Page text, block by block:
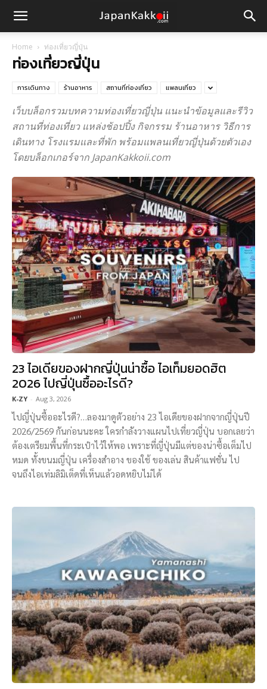
Home ท่องเที่ยวญี่ปุ่น
ท่องเที่ยวญี่ปุ่น
การเดินทาง ร้านอาหาร สถานที่ท่องเที่ยว แพลนเที่ยว
เว็บบล็อกรวมบทความท่องเที่ยวญี่ปุ่น แนะนำข้อมูลและรีวิว
สถานที่ท่องเที่ยว แหล่งช้อปปิ้ง กิจกรรม ร้านอาหาร วิธีการ
เดินทาง โรงแรมและที่พัก พร้อมแพลนเที่ยวญี่ปุ่นด้วยตัวเอง
โดยบล็อกเกอร์จาก JapanKakkoii.com
23 ไอเดียของฝากญี่ปุ่นน่าซื้อ ไอเท็มยอดฮิต
2026 ไปญี่ปุ่นซื้ออะไรดี?
K-ZY - Aug 3, 2026
ไปญี่ปุ่นซื้ออะไรดี?…ลองมาดูตัวอย่าง 23 ไอเดียของฝากจากญี่ปุ่นปี
2026/2569 กันก่อนนะคะ ใครกำลังวางแผนไปเที่ยวญี่ปุ่น บอกเลยว่า
ต้องเตรียมพื้นที่กระเป๋าไว้ให้พอ เพราะที่ญี่ปุ่นมีแต่ของน่าซื้อเต็มไป
หมด ทั้งขนมญี่ปุ่น เครื่องสำอาง ของใช้ ของเล่น สินค้าแฟชั่น ไป
จนถึงไอเท่มลิมิเต็ดที่เห็นแล้วอดหยิบไม่ได้